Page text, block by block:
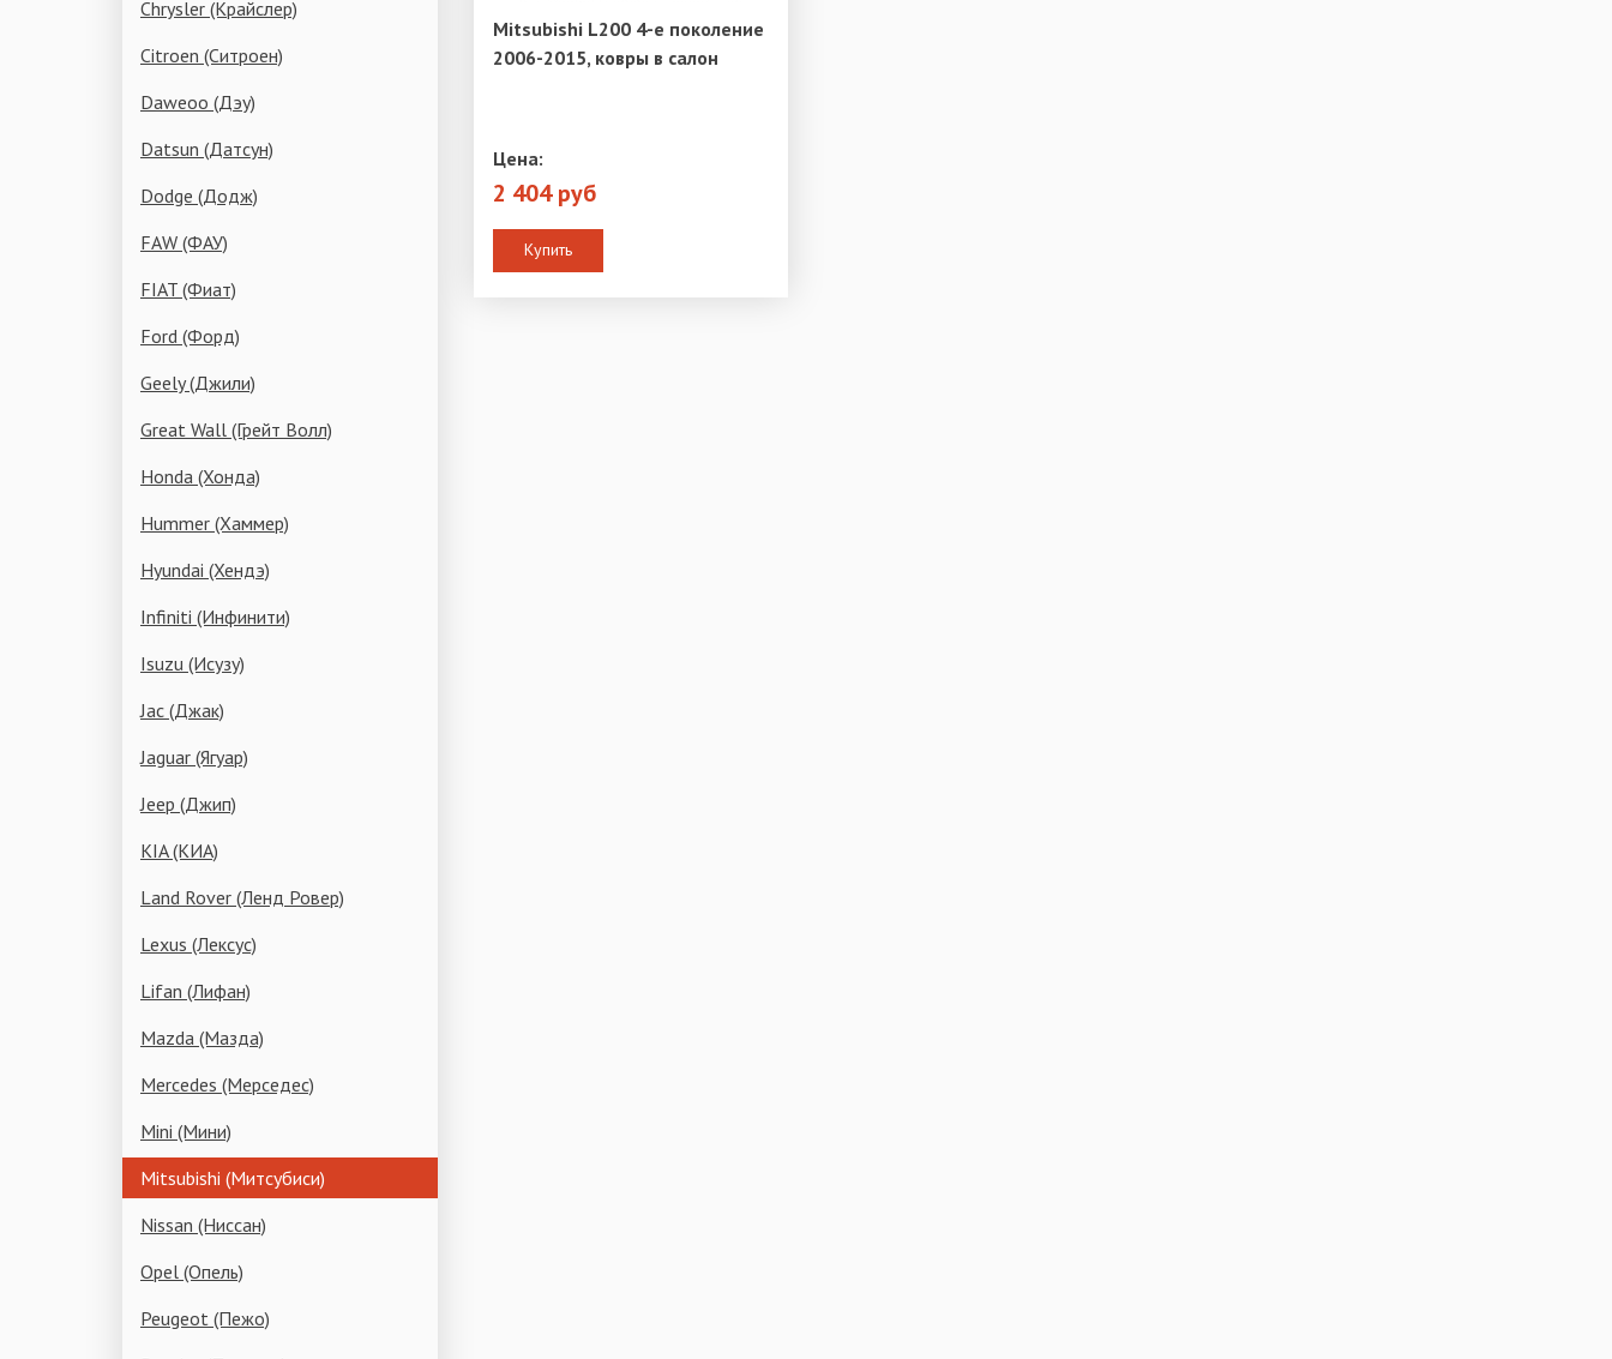
Chrysler (Крайслер)
Citroen (Ситроен)
Daweoo (Дэу)
Datsun (Датсун)
Dodge (Додж)
FAW (ФАУ)
FIAT (Фиат)
Ford (Форд)
Geely (Джили)
Great Wall (Грейт Волл)
Honda (Хонда)
Hummer (Хаммер)
Hyundai (Хендэ)
Infiniti (Инфинити)
Isuzu (Исузу)
Jac (Джак)
Jaguar (Ягуар)
Jeep (Джип)
KIA (КИА)
Land Rover (Ленд Ровер)
Lexus (Лексус)
Lifan (Лифан)
Mazda (Мазда)
Mercedes (Мерседес)
Mini (Мини)
Mitsubishi (Митсубиси)
Nissan (Ниссан)
Opel (Опель)
Peugeot (Пежо)
Mitsubishi L200 4-е поколение
2006-2015, ковры в салон
Цена:
2 404 руб
Купить